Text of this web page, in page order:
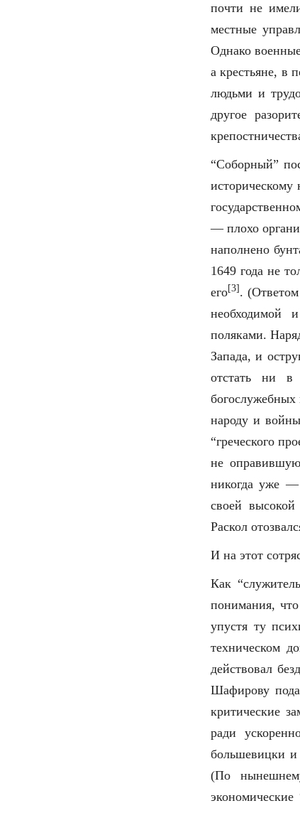
почти не
местные
Однако
а крестьяне, в
людьми и
другое
“Соборный”
— плохо
наполнено
1649 года не
его[3] .
необходимой
поляками.
Запада, и
отстать ни
народу и
“греческого
не
никогда уже —
своей
Раскол
И на этот
Как
понимания, что
упустя ту
техническом
действовал
Шафирову
критические
ради
большевицки и
(По